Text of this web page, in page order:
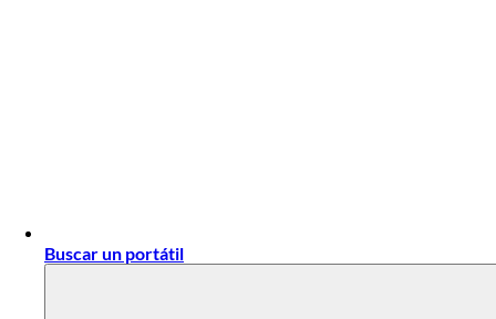
Buscar un portátil